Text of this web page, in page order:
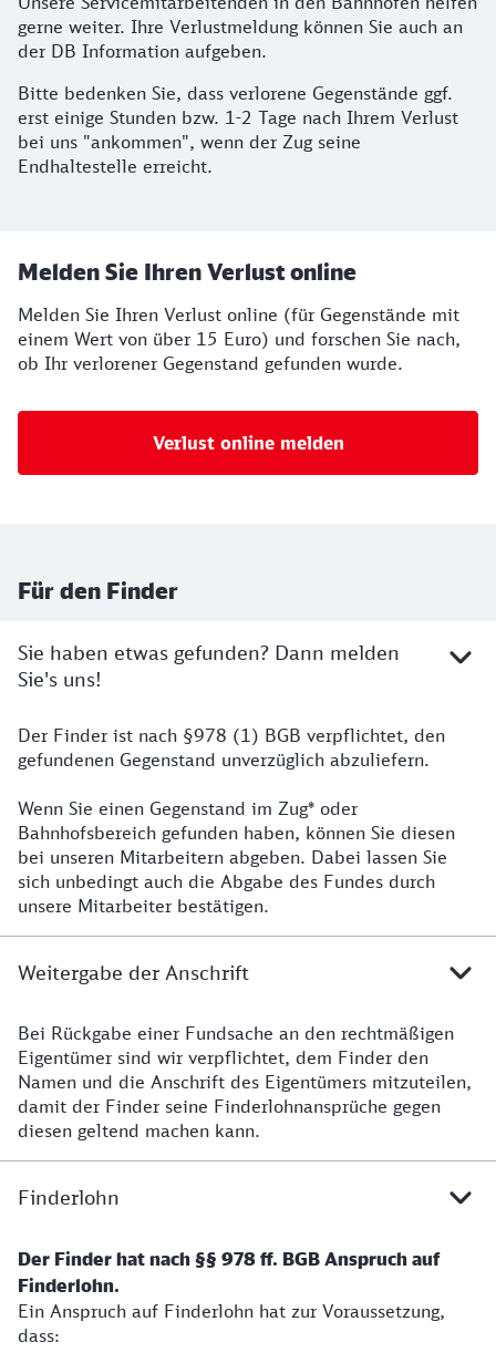
gerne weiter. Ihre Verlustmeldung können Sie auch an
der DB Information aufgeben.
Bitte bedenken Sie, dass verlorene Gegenstände ggf.
erst einige Stunden bzw. 1-2 Tage nach Ihrem Verlust
bei uns "ankommen", wenn der Zug seine
Endhaltestelle erreicht.
Melden Sie Ihren Verlust online
Melden Sie Ihren Verlust online (für Gegenstände mit
einem Wert von über 15 Euro) und forschen Sie nach,
ob Ihr verlorener Gegenstand gefunden wurde.
Verlust online melden
Für den Finder
Sie haben etwas gefunden? Dann melden
Sie's uns!
Informationen für den Finder
Der Finder ist nach §978 (1) BGB verpflichtet, den
gefundenen Gegenstand unverzüglich abzuliefern.
Wenn Sie einen Gegenstand im Zug* oder
Bahnhofsbereich gefunden haben, können Sie diesen
bei unseren Mitarbeitern abgeben. Dabei lassen Sie
sich unbedingt auch die Abgabe des Fundes durch
unsere Mitarbeiter bestätigen.
Weitergabe der Anschrift
Rückgabe einer Fundsache
Bei Rückgabe einer Fundsache an den rechtmäßigen
Eigentümer sind wir verpflichtet, dem Finder den
Namen und die Anschrift des Eigentümers mitzuteilen,
damit der Finder seine Finderlohnansprüche gegen
diesen geltend machen kann.
Finderlohn
Der Finder hat nach §§ 978 ff. BGB Anspruch auf
Finderlohn.
Ein Anspruch auf Finderlohn hat zur Voraussetzung,
dass: